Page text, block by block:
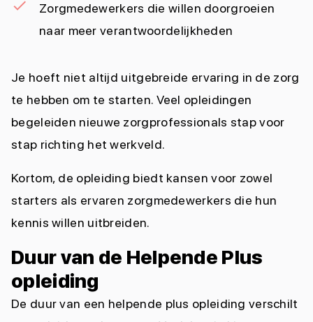
Zorgmedewerkers die willen doorgroeien
naar meer verantwoordelijkheden
Je hoeft niet altijd uitgebreide ervaring in de zorg
te hebben om te starten. Veel opleidingen
begeleiden nieuwe zorgprofessionals stap voor
stap richting het werkveld.
Kortom, de opleiding biedt kansen voor zowel
starters als ervaren zorgmedewerkers die hun
kennis willen uitbreiden.
Duur van de Helpende Plus
opleiding
De duur van een helpende plus opleiding verschilt